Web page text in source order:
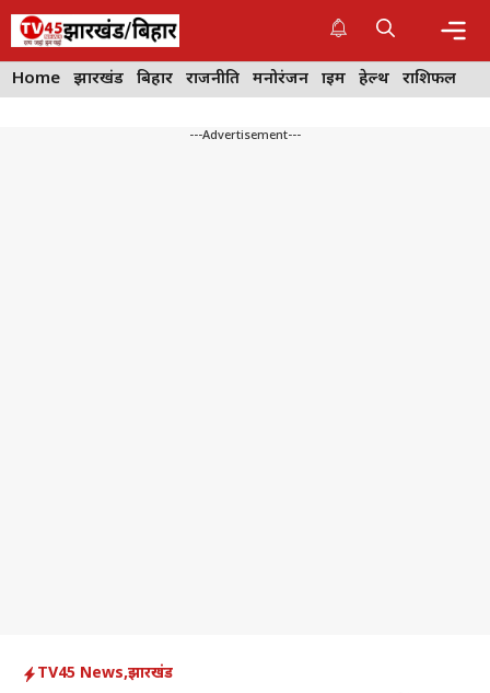
Skip
content
Home झारखंड बिहार राजनीति मनोरंजन क्राइम हेल्थ राशिफल
---Advertisement---
TV45 News,झारखंड